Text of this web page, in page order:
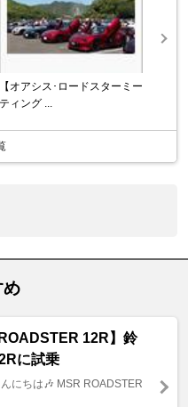
【オアシス･ロードスターミー
ティング ...
め
ROADSTER 12R】鈴
に試乗
にちは🎶 MSR ROADSTER